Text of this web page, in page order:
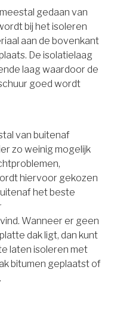
gedaan van
bij het isoleren
aan de bovenkant
De isolatielaag
laag waardoor de
goed wordt
van buitenaf
zo weinig mogelijk
hiervoor gekozen
het beste
Wanneer er geen
dak ligt, dan kunt
laten isoleren met
bitumen geplaatst of